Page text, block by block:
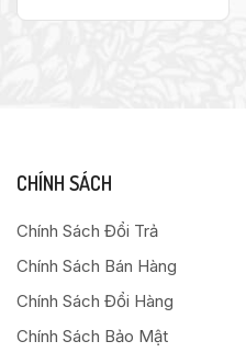
CHÍNH SÁCH
Chính Sách Đổi Trả
Chính Sách Bán Hàng
Chính Sách Đổi Hàng
Chính Sách Bảo Mật